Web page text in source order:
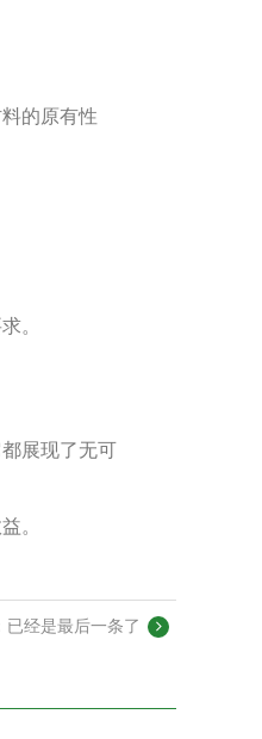
的原有性
。
展现了无可
。
已经是最后一条了